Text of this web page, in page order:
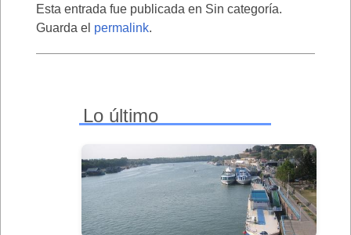
Esta entrada fue publicada en Sin categoría.
Guarda el permalink.
Lo último